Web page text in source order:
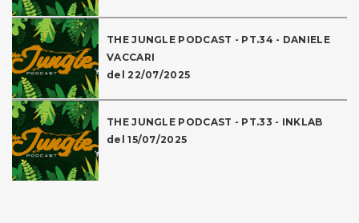
THE JUNGLE PODCAST - PT.34 - DANIELE
VACCARI
del 22/07/2025
THE JUNGLE PODCAST - PT.33 - INKLAB
del 15/07/2025